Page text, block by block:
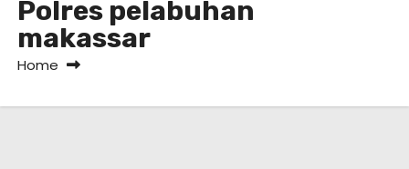
Polres pelabuhan
makassar
Home